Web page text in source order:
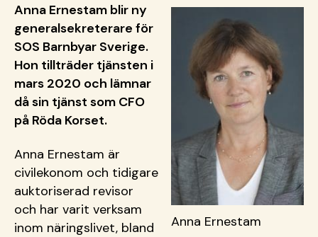
Anna Ernestam
Anna Ernestam blir ny
generalsekreterare för
SOS Barnbyar Sverige.
Hon tillträder tjänsten i
mars 2020 och lämnar
då sin tjänst som CFO
på Röda Korset.
Anna Ernestam är
civilekonom och tidigare
auktoriserad revisor
och har varit verksam
inom näringslivet, bland